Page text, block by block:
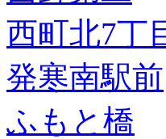
西町北7丁
発寒南駅前
ふもと橋